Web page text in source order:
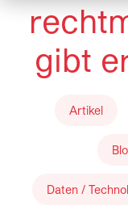
gibt
Artikel
Daten /